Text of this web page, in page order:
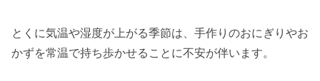
とくに気温や湿度が上がる季節は、手作りのおにぎりやお
かずを常温で持ち歩かせることに不安が伴います。